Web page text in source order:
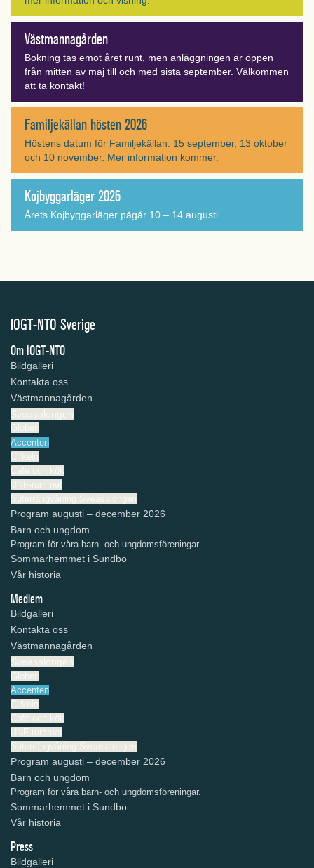
Västmannagården
Bokning tas emot året runt, men anläggningen är öppen
från mitten av maj till och med sista september. Välkommen
att ta kontakt!
Familjekällan hösten 2026
Höstens datum för Familjekällan: 15 september, 13 oktober
och 10 november. Mer information kommer.
Kojbyggarläger 2026
Årets Kojbyggarläger pågår 10 – 14 augusti.
IOGT-NTO Sverige
Om IOGT-NTO
Bildgalleri
Kontakta oss
Västmannagården
Sveasalongen
Globen
Accenten
Cirkeln
Café och kök
UNF-rummet
Suterrängvåning Sveasalongen
Program augusti – december 2026
Barn och ungdom
Program för våra barn- och ungdomsföreningar.
Sommarhemmet i Sundbo
Vår historia
Medlem
Bildgalleri
Kontakta oss
Västmannagården
Sveasalongen
Globen
Accenten
Cirkeln
Café och kök
UNF-rummet
Suterrängvåning Sveasalongen
Program augusti – december 2026
Barn och ungdom
Program för våra barn- och ungdomsföreningar.
Sommarhemmet i Sundbo
Vår historia
Press
Bildgalleri